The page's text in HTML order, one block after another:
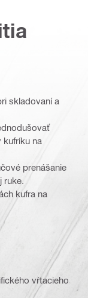
skladovaní a
kufríku na
prenášanie
kufra na
vŕtacieho